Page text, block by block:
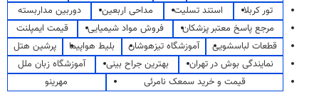
تور کربلا
استند تسلیت مداحی اربعین
دوربین مداربسته
مرجع پاسخ معتبر پزشکان
فروش مواد شیمیایی
قیمت ایمپلنت
قطعات لباسشویی
آموزشگاه تیزهوشان بلیط هواپیما
پرشین هتل
نمایندگی بوش در تهران
بهترین جراح بینی
آموزشگاه زبان ملل
قیمت و خرید سمعک نامرئی
مهرینو